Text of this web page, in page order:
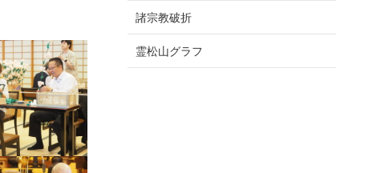
諸宗教破折
霊松山グラフ